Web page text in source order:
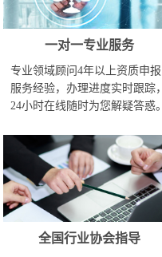
一对一专业服务
专业领域顾问4年以上资质申报
服务经验，办理进度实时跟踪，
24小时在线随时为您解疑答惑。
全国行业协会指导